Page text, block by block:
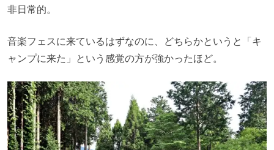
非日常的。
音楽フェスに来ているはずなのに、どちらかというと「キ
ャンプに来た」という感覚の方が強かったほど。